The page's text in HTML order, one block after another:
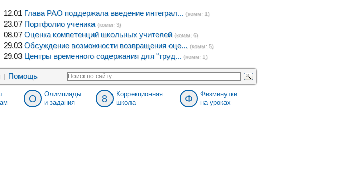
12.01 Глава РАО поддержала введение интеграл... (комм: 1)
23.07 Портфолио ученика (комм: 3)
08.07 Оценка компетенций школьных учителей (комм: 6)
29.03 Обсуждение возможности возвращения оце... (комм: 5)
29.03 Центры временного содержания для "труд... (комм: 1)
Помощь
О
Олимпиады
и задания
8
Коррекционная
школа
Ф
Физминутки
на уроках